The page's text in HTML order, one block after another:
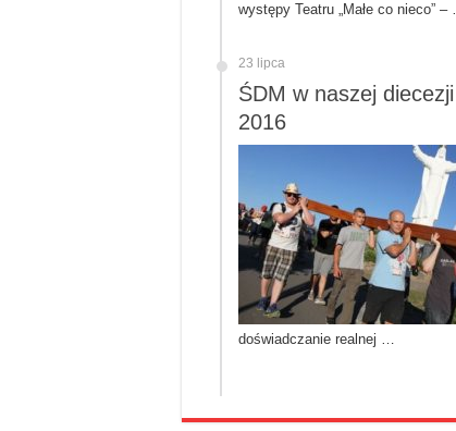
występy Teatru „Małe co nieco” –
23 lipca
ŚDM w naszej
2016
doświadczanie realnej …